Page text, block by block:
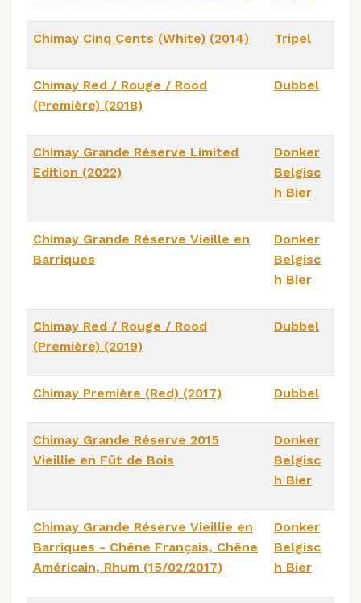
Chimay Cinq Cents (White) (2014) Tripel
Chimay Red / Rouge / Rood
(Première) (2018)
Dubbel
Chimay Grande Réserve Limited
Edition (2022)
Donker
Belgisc
h Bier
Chimay Grande Réserve Vieille en
Barriques
Donker
Belgisc
h Bier
Chimay Red / Rouge / Rood
(Première) (2019)
Dubbel
Chimay Première (Red) (2017) Dubbel
Chimay Grande Réserve 2015
Vieillie en Fût de Bois
Donker
Belgisc
h Bier
Chimay Grande Réserve Vieillie en
Barriques - Chêne Français, Chêne
Américain, Rhum (15/02/2017)
Donker
Belgisc
h Bier